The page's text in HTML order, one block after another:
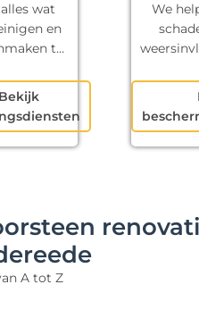
wat
en
te
Bekijk
We
A tot Z